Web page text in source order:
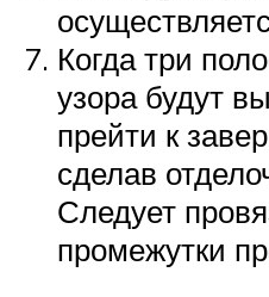
Когда три
узора будут
прейти к
сделав
Следует
промежутки